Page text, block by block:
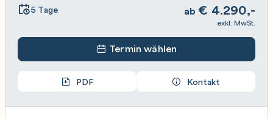
5 Tage ab € 4.290,-
exkl. MwSt.
Termin wählen
PDF Kontakt